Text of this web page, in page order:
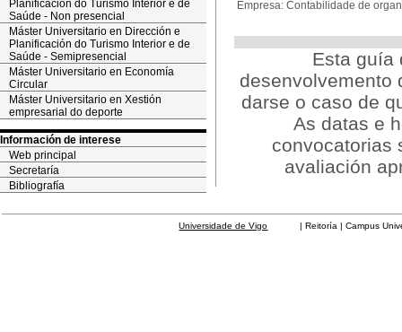
Planificación do Turismo Interior e de
Saúde - Non presencial
Máster Universitario en Dirección e
Planificación do Turismo Interior e de
Saúde - Semipresencial
Máster Universitario en Economía
Circular
Máster Universitario en Xestión
empresarial do deporte
Información de interese
Web principal
Secretaría
Bibliografía
Empresa: Contabilidade de
Esta guía
desenvolvemento
darse o caso de
As datas e
convocatorias
avaliación
Universidade de Vigo | Reitoría | Campus